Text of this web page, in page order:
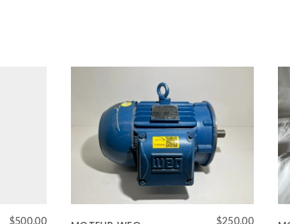
$500.00 $250.00